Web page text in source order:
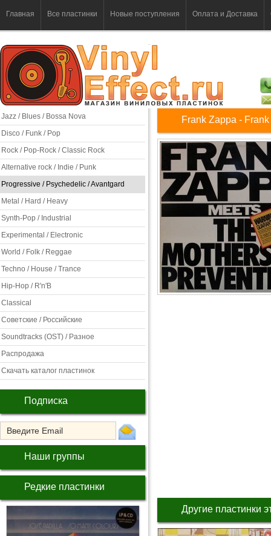
Главная Все пластинки Новые поступления Оплата и Доставка
Jazz / Blues / Bossa Nova
Disco / Funk / Pop
Rock / Pop-Rock / Classic Rock
Alternative rock / Indie / Punk
Progressive / Psychedelic / Avantgard
Metal / Hard / Heavy
Synth-Pop / Industrial
Experimental / Electronic
World / Folk / Reggae
Techno / House / Trance
Hip-Hop / R'n'B
Classical
Советские / Российские
Soundtracks (OST) / Разное
Распродажа
Скачать каталог пластинок
Подписка
Наши группы
Редкие пластинки
Frank Zappa -
Другие пластинки